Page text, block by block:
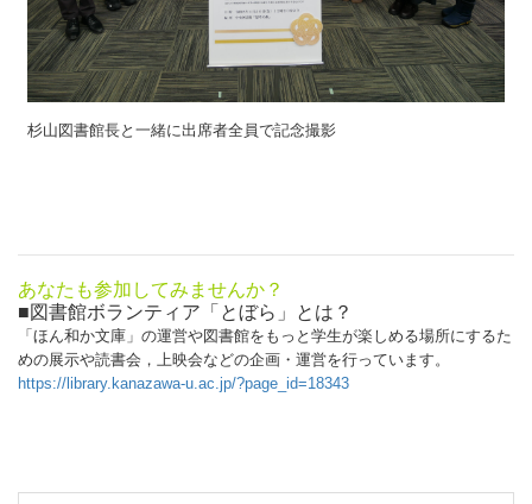
杉山図書館長と一緒に出席者全員で記念撮影
あなたも参加してみませんか？
■図書館ボランティア「とぼら」とは？
「ほん和か文庫」の運営や図書館をもっと学生が楽しめる場所にするた
めの展示や読書会，上映会などの企画・運営を行っています。
https://library.kanazawa-u.ac.jp/?page_id=18343